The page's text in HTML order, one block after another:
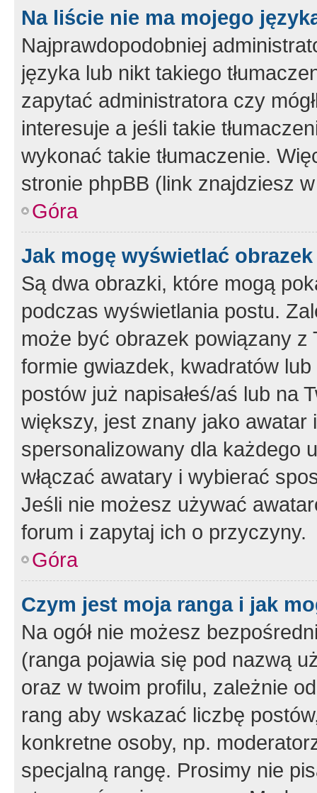
Na liście nie ma mojego
Najprawdopodobniej
języka lub nikt takiego
zapytać administratora czy
interesuje a jeśli takie
wykonać takie tłumaczenie.
stronie phpBB (link znajdziesz
Góra
Jak mogę wyświetlać
Są dwa obrazki, które mogą
podczas wyświetlania postu.
może być obrazek powiązany z
formie gwiazdek, kwadratów
postów już napisałeś/aś lub na
większy, jest znany jako
spersonalizowany dla każdego
włączać awatary i wybierać
Jeśli nie możesz używać
forum i zapytaj ich o przyczyny.
Góra
Czym jest moja ranga i jak
Na ogół nie możesz
(ranga pojawia się pod nazwą
oraz w twoim profilu, zależnie
rang aby wskazać liczbę
konkretne osoby, np.
specjalną rangę. Prosimy nie